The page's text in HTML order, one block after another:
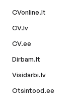
CVonline.lt
CV.lv
CV.ee
Dirbam.lt
Visidarbi.lv
Otsintood.ee